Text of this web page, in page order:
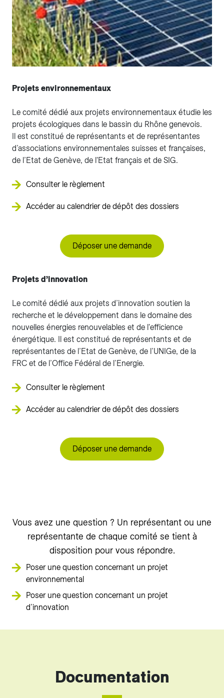
Projets environnementaux
Le comité dédié aux projets environnementaux étudie les
projets écologiques dans le bassin du Rhône genevois.
Il est constitué de représentants et de représentantes
d’associations environnementales suisses et françaises,
de l’Etat de Genève, de l'Etat français et de SIG.
Consulter le règlement
Accéder au calendrier de dépôt des dossiers
Déposer une demande
Projets d’innovation
Le comité dédié aux projets d’innovation soutien la
recherche et le développement dans le domaine des
nouvelles énergies renouvelables et de l'efficience
énergétique. Il est constitué de représentants et de
représentantes de l’Etat de Genève, de l’UNIGe, de la
FRC et de l’Office Fédéral de l’Energie.
Consulter le règlement
Accéder au calendrier de dépôt des dossiers
Déposer une demande
Vous avez une question ? Un représentant ou une
représentante de chaque comité se tient à
disposition pour vous répondre.
Poser une question concernant un projet
environnemental
Poser une question concernant un projet
d’innovation
Documentation